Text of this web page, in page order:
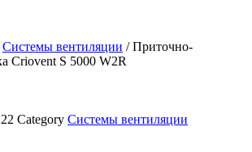
Системы вентиляции / Приточно-
Criovent S 5000 W2R
Category Системы вентиляции